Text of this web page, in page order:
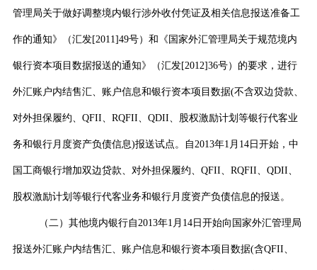
管理局关于做好调整境内银行涉外收付凭证及相关信息报送准备工
作的通知》（汇发[2011]49号）和《国家外汇管理局关于规范境内
银行资本项目数据报送的通知》（汇发[2012]36号）的要求，进行
外汇账户内结售汇、账户信息和银行资本项目数据(不含双边贷款、
对外担保履约、 QFII RQFII QDII 、股权激励计划等银行代客业
务和银行月度资产负债信息)报送试点。自 2013年1 月 14日开始，中
国工商银行增加双边贷款、对外担保履约、 QFII RQFII QDII
股权激励计划等银行代客业务和银行月度资产负债信息的报送。
（二）其他境内银行自 2013年1 月 14 日开始向国家外汇管理局
报送外汇账户内结售汇、账户信息和银行资本项目数据(含QFII